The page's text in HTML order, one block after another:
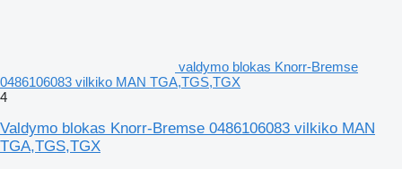
valdymo blokas Knorr-Bremse
0486106083 vilkiko MAN TGA,TGS,TGX
4
Valdymo blokas Knorr-Bremse 0486106083 vilkiko MAN
TGA,TGS,TGX